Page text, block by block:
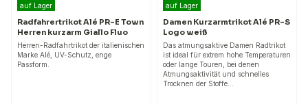
auf Lager
Radfahrertrikot Alé PR-E Town
Herren kurzarm Giallo Fluo
Herren-Radfahrtrikot der italienischen
Marke Alé, UV-Schutz, enge
Passform.
auf Lager
Damen Kurzarmtrikot Alé PR-S
Logo weiß
Das atmungsaktive Damen Radtrikot
ist ideal für extrem hohe Temperaturen
oder lange Touren, bei denen
Atmungsaktivität und schnelles
Trocknen der Stoffe…